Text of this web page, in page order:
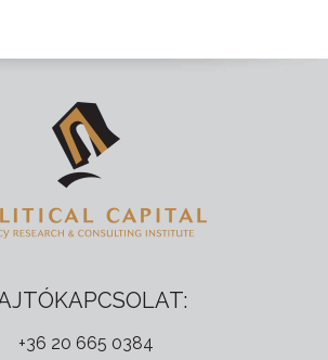
+36 20 665 0384